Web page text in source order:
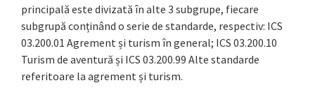
principală este divizată în alte 3 subgrupe, fiecare
subgrupă conținând o serie de standarde, respectiv: ICS
03.200.01 Agrement și turism în general; ICS 03.200.10
Turism de aventură și ICS 03.200.99 Alte standarde
referitoare la agrement și turism.